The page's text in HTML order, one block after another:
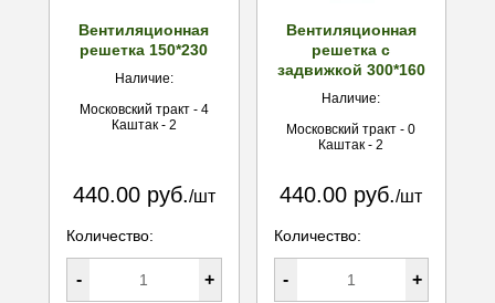
Вентиляционная
решетка 150*230
Наличие:
Московский тракт - 4
Каштак - 2
440.00 руб./шт
Количество:
- +
Вентиляционная
решетка с
задвижкой 300*160
Наличие:
Московский тракт - 0
Каштак - 2
440.00 руб./шт
Количество:
- +